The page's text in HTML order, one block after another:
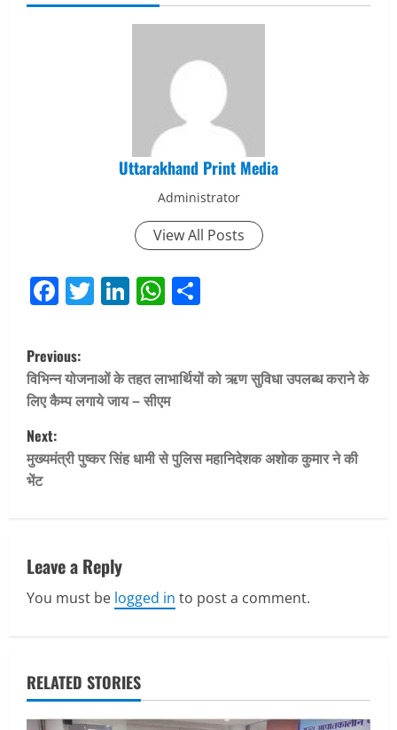
Uttarakhand Print Media
Administrator
View All Posts
Facebook
Twitter
LinkedIn
WhatsApp
P
o
s
t
n
v
i
a
t
Previous:
विभिन्न योजनाओं के तहत लाभार्थियों को ऋण सुविधा उपलब्ध कराने के
लिए कैम्प लगाये जाय – सीएम
Next:
मुख्यमंत्री पुष्कर सिंह धामी से पुलिस महानिदेशक अशोक कुमार ने की
भेंट
Leave a Reply
You must be logged in to post a comment.
RELATED STORIES